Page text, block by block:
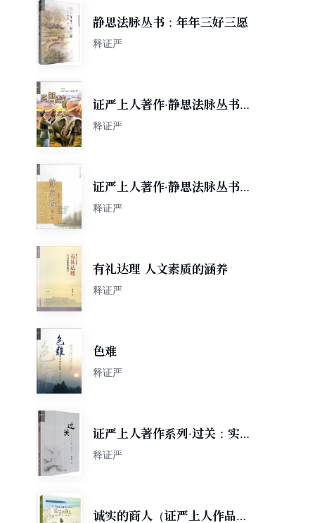
静思法脉丛书：年年三好三愿
释证严
证严上人著作·静思法脉丛书：
买智慧·证严上人说故事1（漫
释证严
证严上人著作·静思法脉丛书：
静思语（第2集）（新版）
释证严
有礼达理 人文素质的涵养
释证严
色难
释证严
证严上人著作系列·过关：实心
·实做·好人生
释证严
诚实的商人（证严上人作品系